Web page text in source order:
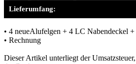
Lieferumfang:
• 4 neueAlufelgen + 4 LC Nabendeckel +
• Rechnung
Dieser Artikel unterliegt der